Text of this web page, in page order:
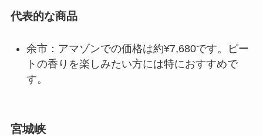
代表的な商品
余市：アマゾンでの価格は約¥7,680です。ピー
トの香りを楽しみたい方には特におすすめで
す。
宮城峡